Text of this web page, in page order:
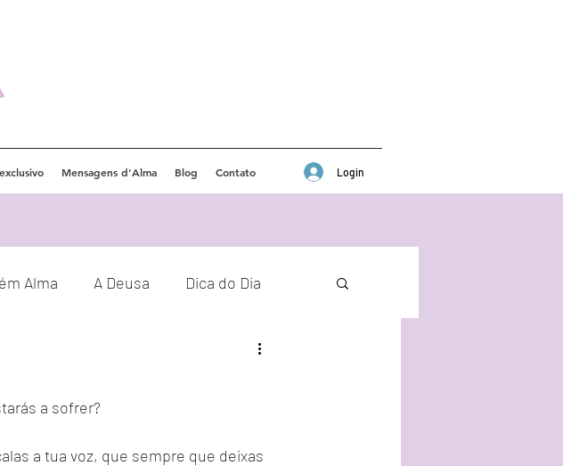
Mensagens d'Alma Blog Contato Login
Alma A Deusa Dica do Dia
a sofrer?
a tua voz, que sempre que deixas